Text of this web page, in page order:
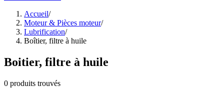
Accueil/
Moteur & Pièces moteur/
Lubrification/
Boîtier, filtre à huile
Boitier, filtre à huile
0 produits trouvés